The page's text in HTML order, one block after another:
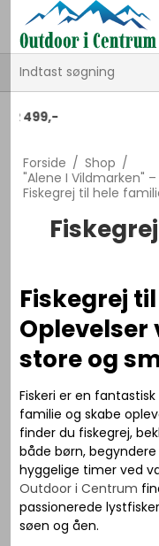
Forside / Shop /
"Alene I Vildmarken"
Fiskegrej til hele
Fiskegrej
Oplevelser
store og
Fiskeri er en
familie og skabe
finder du fiskegrej,
både børn,
hyggelige timer ved
Outdoor i Centrum
passionerede
søen og åen.